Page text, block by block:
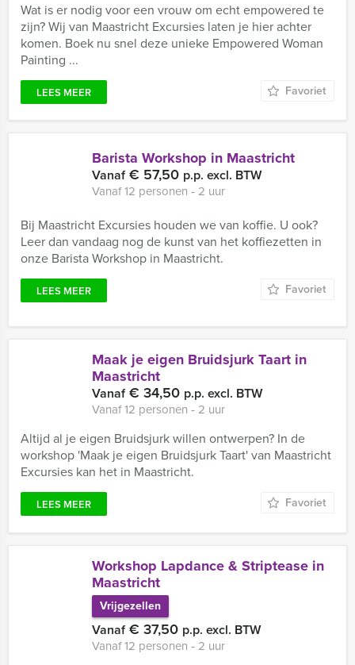
Wat is er nodig voor een vrouw om echt empowered te
zijn? Wij van Maastricht Excursies laten je hier achter
komen. Boek nu snel deze unieke Empowered Woman
Painting ...
LEES MEER Favoriet
Barista Workshop in Maastricht
Vanaf€ 57,50 p.p. excl. BTW
Vanaf 12 personen ‐ 2 uur
Bij Maastricht Excursies houden we van koffie. U ook?
Leer dan vandaag nog de kunst van het koffiezetten in
onze Barista Workshop in Maastricht.
LEES MEER Favoriet
Maak je eigen Bruidsjurk Taart in
Maastricht
Vanaf€ 34,50 p.p. excl. BTW
Vanaf 12 personen ‐ 2 uur
Altijd al je eigen Bruidsjurk willen ontwerpen? In de
workshop 'Maak je eigen Bruidsjurk Taart' van Maastricht
Excursies kan het in Maastricht.
LEES MEER Favoriet
Workshop Lapdance & Striptease in
Maastricht
Vrijgezellen
Vanaf€ 37,50 p.p. excl. BTW
Vanaf 12 personen ‐ 2 uur